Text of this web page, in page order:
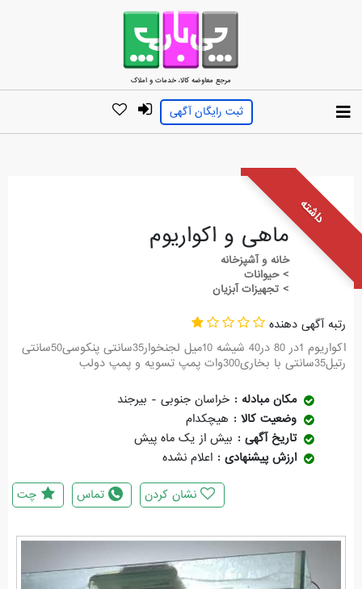
مرجع معاوضه کالا، خدمات و املاک
ثبت رایگان آگهی
داشته
ماهی و اکواریوم
خانه و آشپزخانه
> حیوانات
> تجهیزات آبزیان
رتبه آگهی دهنده
اکواریوم 1در 80 در40 شیشه 10میل لجنخوار35سانتی پنکوسی50سانتی
رتیل35سانتی با بخاری300وات پمپ تسویه و پمپ دولب
مکان مبادله
خراسان جنوبی - بیرجند
وضعیت کالا
هیچکدام
تاریخ آگهی
بیش از یک ماه پیش
ارزش پیشنهادی
اعلام نشده
چت تماس نشان کردن